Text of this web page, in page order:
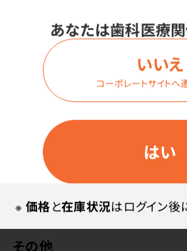
あなたは歯科医療
はい
いいえ
コーポレートサイトへ
※ 価格と在庫状況はログイン後
メーカー・ブランド
その他